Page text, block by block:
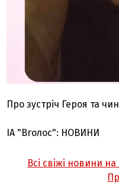
Про зустріч Героя та
ІА "Вголос": НОВИНИ
Всі свіжі новини